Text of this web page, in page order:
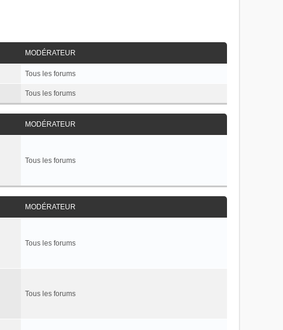
MODÉRATEUR
Tous les forums
Tous les forums
MODÉRATEUR
Tous les forums
MODÉRATEUR
Tous les forums
Tous les forums